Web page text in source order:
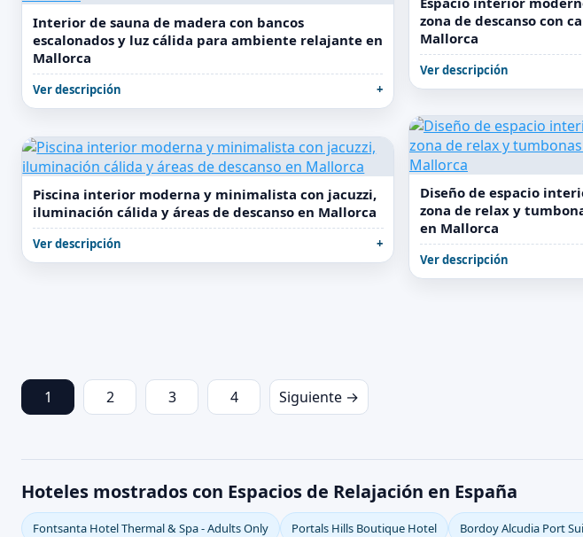
Interior de sauna de madera con bancos
escalonados y luz cálida para ambiente relajante en
Mallorca
Ver descripción
zona de descanso con
Mallorca
Ver descripción
Diseño de espacio
zona de relax y
en Mallorca
Ver descripción
Piscina interior moderna y minimalista con jacuzzi,
iluminación cálida y áreas de descanso en Mallorca
Ver descripción
1 2 3 4 Siguiente →
Hoteles mostrados con Espacios de Relajación en España
Fontsanta Hotel Thermal & Spa - Adults Only Portals Hills Boutique Hotel Bordoy Alcudia Port